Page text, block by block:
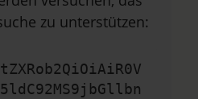
zu unterstützen: